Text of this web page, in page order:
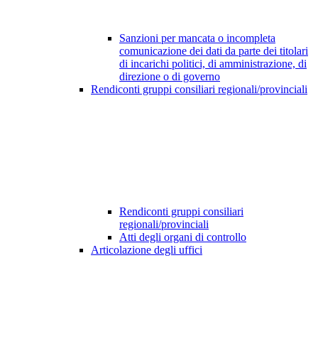
Sanzioni per mancata o incompleta
comunicazione dei dati da parte dei titolari
di incarichi politici, di amministrazione, di
direzione o di governo
Rendiconti gruppi consiliari regionali/provinciali
Rendiconti gruppi consiliari
regionali/provinciali
Atti degli organi di controllo
Articolazione degli uffici